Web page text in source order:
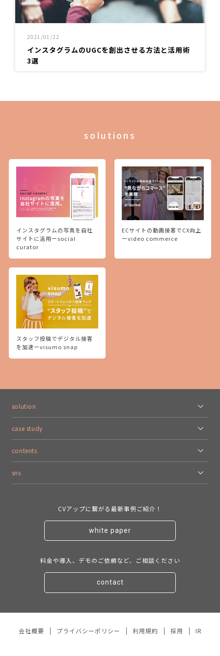
2021/01/22
インスタグラムのUGCを創出させる方法と活用術
3選
solutions
インスタグラムの写真を自社
サイトに活用ーsocial
curator
ECサイトの動画接客でCX向上
ーvideo commerce
スタッフ投稿でデジタル接客
を加速ーvisumo snap
solution
case study
contents
sns
CVアップに繋がる最新事例ご紹介！
white paper
料金や導入、デモのご依頼など、ご相談ください
contact
会社概要 プライバシーポリシー 利用規約 採用 IR